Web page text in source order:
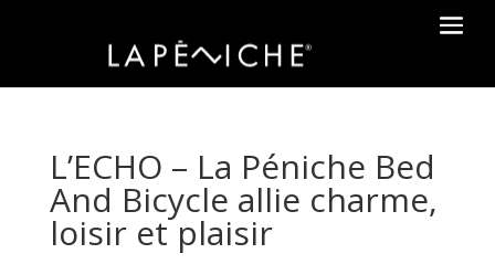
L’ECHO – La Péniche Bed
And Bicycle allie charme,
loisir et plaisir